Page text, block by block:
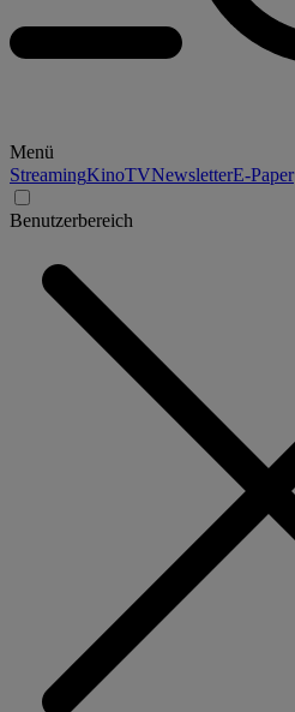
Menü
StreamingKinoTVNewsletterE-Paper
Benutzerbereich